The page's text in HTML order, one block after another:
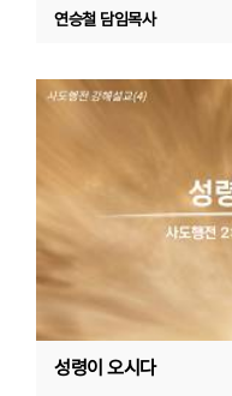
연승철 담임목사
성령이 오시다